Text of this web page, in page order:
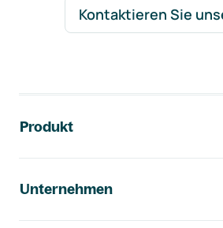
Kontaktieren Sie
Produkt
Unternehmen